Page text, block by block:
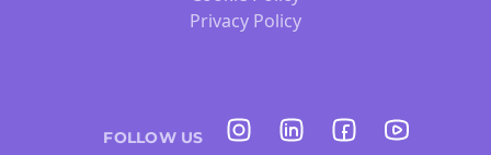
Privacy Policy
FOLLOW US